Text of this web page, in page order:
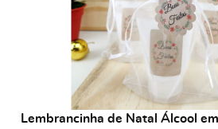
Lembrancinha de Natal Álcool